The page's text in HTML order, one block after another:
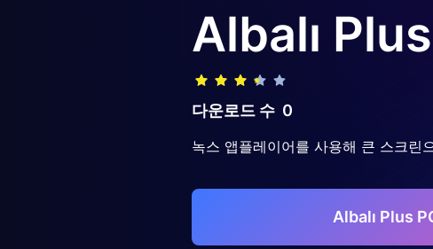
Albalı Plus
다운로드 수 0
녹스 앱플레이어를 사용해 큰 스크린
Albalı Plus